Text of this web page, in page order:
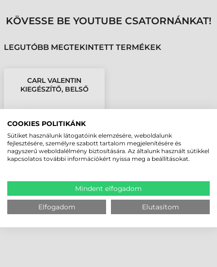
KÖVESSE BE YOUTUBE CSATORNÁNKAT!
LEGUTÓBB MEGTEKINTETT TERMÉKEK
CARL VALENTIN
KIEGÉSZÍTŐ, BELSŐ
COOKIES POLITIKÁNK
Sütiket használunk látogatóink elemzésére, weboldalunk
fejlesztésére, személyre szabott tartalom megjelenítésére és
nagyszerű weboldalélmény biztosítására. Az általunk használt sütikkel
kapcsolatos további információkért nyissa meg a beállításokat.
Mindent elfogadom
Elfogadom Elutasítom